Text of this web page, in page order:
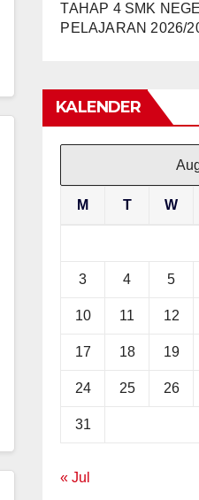
TAHAP 4 SMK
PELAJARAN 2026/
KALENDER
M T W
3 4 5
10 11 12
17 18 19
24 25 26
31
« Jul